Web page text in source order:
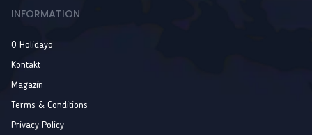
INFORMATION
O Holidayo
Kontakt
Magazín
Terms & Conditions
Privacy Policy